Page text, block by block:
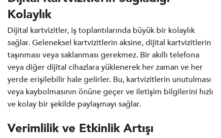
Kolaylık
Dijital kartvizitler, iş toplantılarında büyük bir kolaylık
sağlar. Geleneksel kartvizitlerin aksine, dijital kartvizitlerin
taşınması veya saklanması gerekmez. Bir akıllı telefona
veya diğer dijital cihazlara yüklenerek her zaman ve her
yerde erişilebilir hale gelirler. Bu, kartvizitlerin unutulması
veya kaybolmasının önüne geçer ve iletişim bilgilerini hızlı
ve kolay bir şekilde paylaşmayı sağlar.
Verimlilik ve Etkinlik Artışı